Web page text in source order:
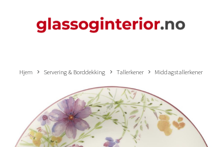
Hjem Servering & Borddekking Tallerkener Middagstallerkener